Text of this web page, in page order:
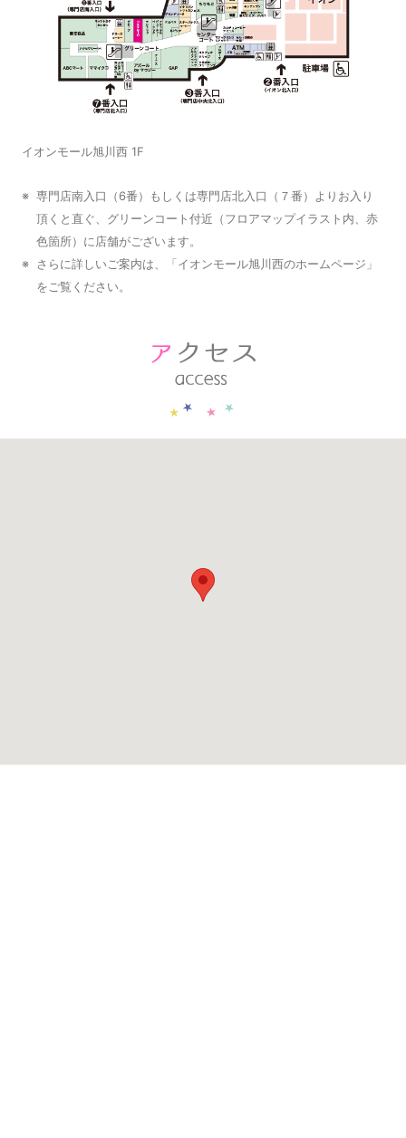
イオンモール旭川西 1F
※ 専門店南入口（6番）もしくは専門店北入口（７番）よりお入り
頂くと直ぐ、グリーンコート付近（フロアマップイラスト内、赤
色箇所）に店舗がございます。
※ さらに詳しいご案内は、「イオンモール旭川西のホームページ 」
をご覧ください。